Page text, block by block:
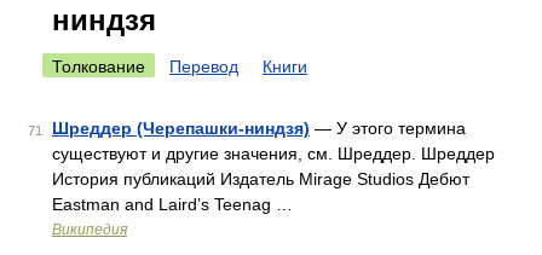
ниндзя
Толкование Перевод Книги
71 Шреддер (Черепашки-ниндзя) — У этого термина
существуют и другие значения, см. Шреддер. Шреддер
История публикаций Издатель Mirage Studios Дебют
Eastman and Laird’s Teenag …
Википедия